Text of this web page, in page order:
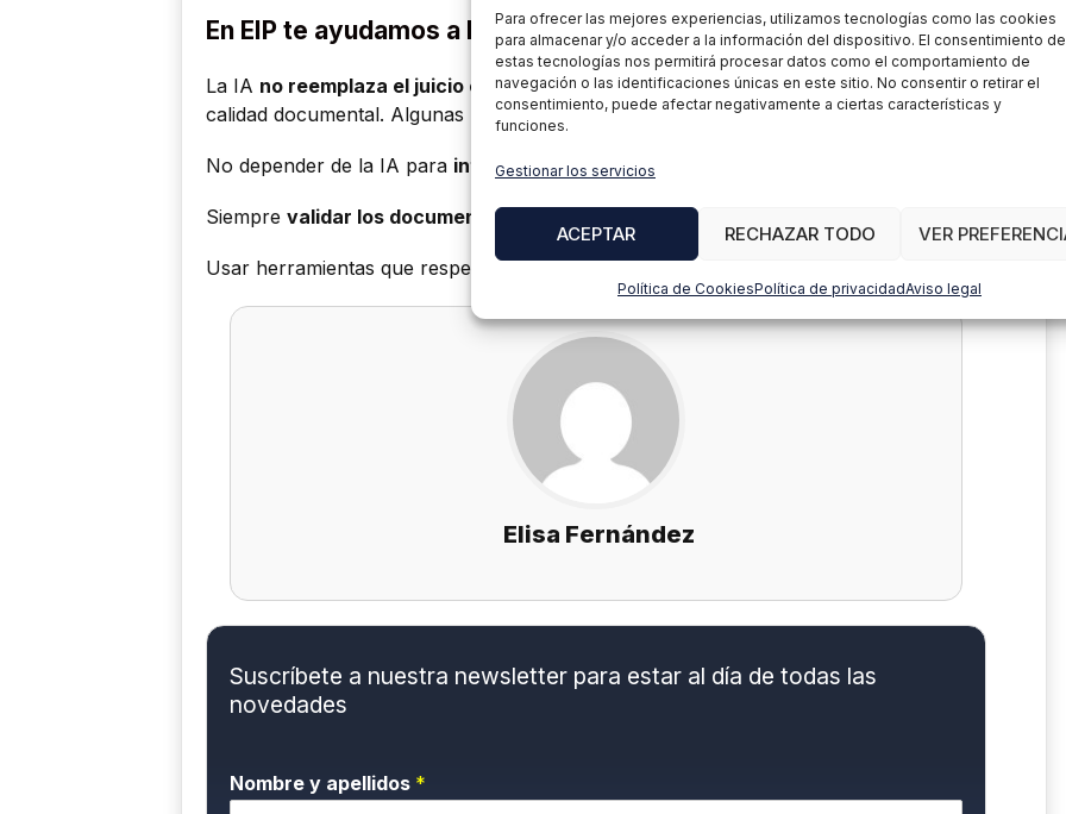
Para ofrecer las mejores experiencias, utilizamos tecnologías como las cookies
para almacenar y/o acceder a la información del dispositivo. El consentimiento de
estas tecnologías nos permitirá procesar datos como el comportamiento de
navegación o las identificaciones únicas en este sitio. No consentir o retirar el
consentimiento, puede afectar negativamente a ciertas características y
funciones.
Gestionar los servicios
ACEPTAR RECHAZAR TODO VER
Política de CookiesPolítica de privacidadAviso legal
En EIP te ayudamos a liderar
La IA no reemplaza el juicio experto, pero sí puede ahorrar tiempo y mejorar la
calidad documental. Algunas buenas prácticas:
No depender de la IA para interpretar normativas
Siempre validar los documentos generados
Usar herramientas que respeten laconfidencialidad
Elisa Fernández
Suscríbete a nuestra newsletter para estar al día de todas las
novedades
Nombre y apellidos *